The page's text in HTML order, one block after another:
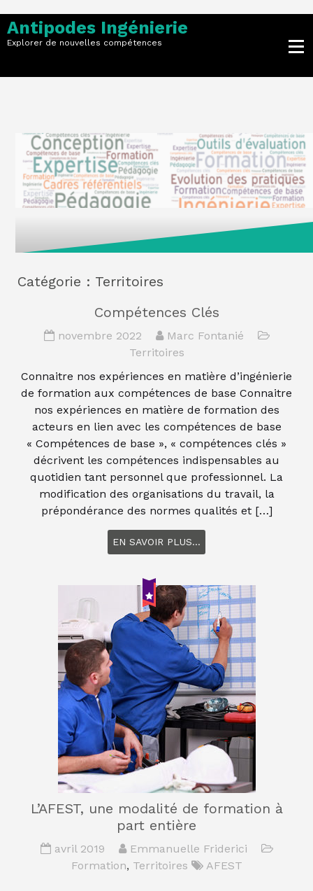
to
content
Antipodes Ingénierie
Explorer de nouvelles compétences
Catégorie : Territoires
Compétences Clés
novembre 2022
Marc Fontanié
Territoires
Connaitre nos expériences en matière d’ingénierie
de formation aux compétences de base Connaitre
nos expériences en matière de formation des
acteurs en lien avec les compétences de base
« Compétences de base », « compétences clés »
décrivent les compétences indispensables au
quotidien tant personnel que professionnel. La
modification des organisations du travail, la
prépondérance des normes qualités et […]
EN SAVOIR PLUS...
L’AFEST, une modalité de formation à
part entière
avril 2019
Emmanuelle Friderici
Formation, Territoires AFEST